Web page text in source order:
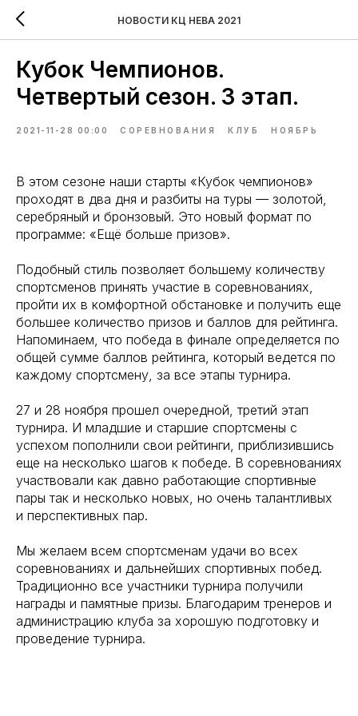
НОВОСТИ КЦ НЕВА 2021
Кубок Чемпионов.
Четвертый сезон. 3 этап.
2021-11-28 00:00 СОРЕВНОВАНИЯ КЛУБ НОЯБРЬ
В этом сезоне наши старты «Кубок чемпионов»
проходят в два дня и разбиты на туры — золотой,
серебряный и бронзовый. Это новый формат по
программе: «Ещё больше призов».
Подобный стиль позволяет большему количеству
спортсменов принять участие в соревнованиях,
пройти их в комфортной обстановке и получить еще
большее количество призов и баллов для рейтинга.
Напоминаем, что победа в финале определяется по
общей сумме баллов рейтинга, который ведется по
каждому спортсмену, за все этапы турнира.
27 и 28 ноября прошел очередной, третий этап
турнира. И младшие и старшие спортсмены с
успехом пополнили свои рейтинги, приблизившись
еще на несколько шагов к победе. В соревнованиях
участвовали как давно работающие спортивные
пары так и несколько новых, но очень талантливых
и перспективных пар.
Мы желаем всем спортсменам удачи во всех
соревнованиях и дальнейших спортивных побед.
Традиционно все участники турнира получили
награды и памятные призы. Благодарим тренеров и
администрацию клуба за хорошую подготовку и
проведение турнира.